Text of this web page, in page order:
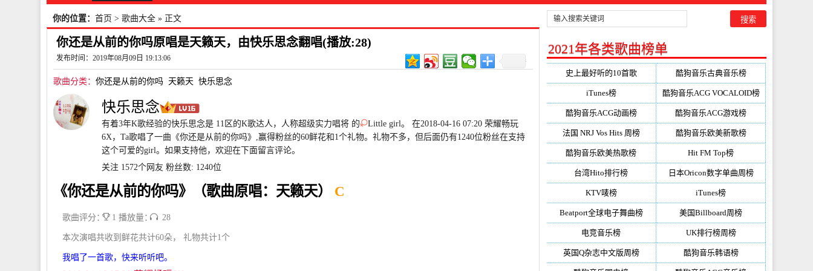
你的位置： 首页 > 歌曲大全 » 正文
你还是从前的你吗原唱是天籁天，由快乐思念翻唱(播放:28)
发布时间：2019年08月09日 19:13:06
歌曲分类： 你还是从前的你吗 天籁天 快乐思念
快乐思念
有着3年K歌经验的快乐思念是 11区的K歌达人，人称超级实力唱将 的
Little girl。 在2018-04-16 07:20 荣耀畅玩
6X，Ta歌唱了一曲《你还是从前的你吗》,赢得粉丝的60鲜花和1个礼物。礼物不多，但后面仍有1240位粉丝在支持
这个可爱的girl。如果支持他，欢迎在下面留言评论。
关注 1572个网友 粉丝数: 1240位
《你还是从前的你吗》（歌曲原唱：天籁天） C
歌曲评分： 1 播放量： 28
本次演唱共收到鲜花共计60朵， 礼物共计1个
我唱了一首歌，快来听听吧。
2021年各类歌曲榜单
史上最好听的10首歌 酷狗音乐古典音乐榜
iTunes榜 酷狗音乐ACG VOCALOID榜
酷狗音乐ACG动画榜 酷狗音乐ACG游戏榜
法国 NRJ Vos Hits 周榜 酷狗音乐欧美新歌榜
酷狗音乐欧美热歌榜 Hit FM Top榜
台湾Hito排行榜 日本Oricon数字单曲周榜
KTV唛榜 iTunes榜
Beatport全球电子舞曲榜 美国Billboard周榜
电竞音乐榜 UK排行榜周榜
英国Q杂志中文版周榜 酷狗音乐韩语榜